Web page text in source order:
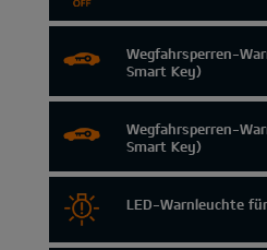
Wegfahrsperren-
Smart Key)
Wegfahrsperren-
Smart Key)
LED-Warnleuchte